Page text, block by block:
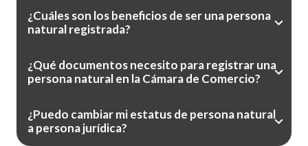
¿Cuáles son los beneficios de ser una persona
natural registrada?
¿Qué documentos necesito para registrar una
persona natural en la Cámara de Comercio?
¿Puedo cambiar mi estatus de persona natural
a persona jurídica?